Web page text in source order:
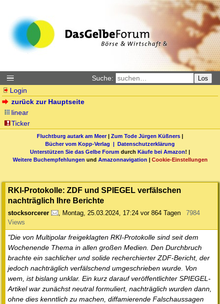
Suche: Los
Login
zurück zur Hauptseite
linear
Ticker
Fluchtburg autark am Meer| Zum Tode Jürgen Küßners |
Bücher vom Kopp-Verlag | Datenschutzerklärung
Unterstützen Sie das Gelbe Forum durch Käufe bei Amazon! |
Weitere Buchempfehlungen und Amazonnavigation | Cookie-Einstellungen
RKI-Protokolle: ZDF und SPIEGEL verfälschen
nachträglich Ihre Berichte
stocksorcerer , Montag, 25.03.2024, 17:24 vor 864 Tagen
7984
Views
"Die von Multipolar freigeklagten RKI-Protokolle sind seit dem
Wochenende Thema in allen großen Medien. Den Durchbruch
brachte ein sachlicher und solide recherchierter ZDF-Bericht, der
jedoch nachträglich verfälschend umgeschrieben wurde. Von
wem, ist bislang unklar. Ein kurz darauf veröffentlichter SPIEGEL-
Artikel war zunächst neutral formuliert, nachträglich wurden dann,
ohne dies kenntlich zu machen, diffamierende Falschaussagen